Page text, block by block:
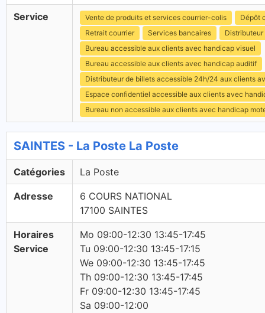
Service Vente de produits et services courrier-colis
Dépôt
Retrait courrier
Services bancaires
Bureau accessible aux clients avec handicap visuel
Bureau accessible aux clients avec handicap auditif
Distributeur de billets accessible 24h/24 aux clients
Espace confidentiel accessible aux clients avec
Bureau non accessible aux clients avec handicap
SAINTES - La Poste La Poste
Catégories La Poste
Adresse
6 COURS NATIONAL
17100 SAINTES
Horaires
Service
Mo 09:00-12:30 13:45-17:45
Tu 09:00-12:30 13:45-17:15
We 09:00-12:30 13:45-17:45
Th 09:00-12:30 13:45-17:45
Fr 09:00-12:30 13:45-17:45
Sa 09:00-12:00